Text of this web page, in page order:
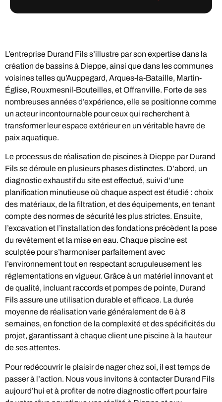
L’entreprise Durand Fils s’illustre par son expertise dans la
création de bassins à Dieppe, ainsi que dans les communes
voisines telles qu’Auppegard, Arques-la-Bataille, Martin-
Église, Rouxmesnil-Bouteilles, et Offranville. Forte de ses
nombreuses années d’expérience, elle se positionne comme
un acteur incontournable pour ceux qui recherchent à
transformer leur espace extérieur en un véritable havre de
paix aquatique.
Le processus de réalisation de piscines à Dieppe par Durand
Fils se déroule en plusieurs phases distinctes. D’abord, un
diagnostic exhaustif du site est effectué, suivi d’une
planification minutieuse où chaque aspect est étudié : choix
des matériaux, de la filtration, et des équipements, en tenant
compte des normes de sécurité les plus strictes. Ensuite,
l’excavation et l’installation des fondations précèdent la pose
du revêtement et la mise en eau. Chaque piscine est
sculptée pour s’harmoniser parfaitement avec
l’environnement tout en respectant scrupuleusement les
réglementations en vigueur. Grâce à un matériel innovant et
de qualité, incluant raccords et pompes de pointe, Durand
Fils assure une utilisation durable et efficace. La durée
moyenne de réalisation varie généralement de 6 à 8
semaines, en fonction de la complexité et des spécificités du
projet, garantissant à chaque client une piscine à la hauteur
de ses attentes.
Pour redécouvrir le plaisir de nager chez soi, il est temps de
passer à l’action. Nous vous invitons à contacter Durand Fils
aujourd’hui et à profiter de notre diagnostic offert pour faire